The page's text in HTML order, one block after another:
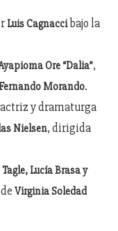
Luis Cagnaccibajo la
Ore “Dalia”,
Morando.
y dramaturga
Nielsen, dirigida
Lucía Brasa y
Virginia Soledad